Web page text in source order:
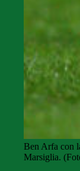
Ben Arfa con
Marsiglia.